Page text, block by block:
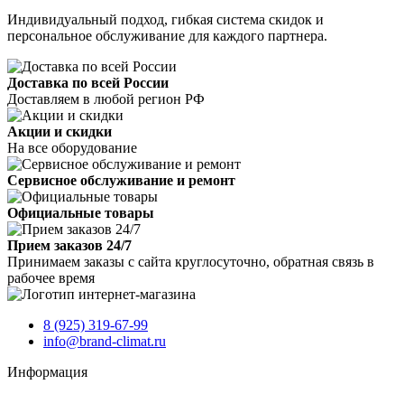
Индивидуальный подход, гибкая система скидок и
персональное обслуживание для каждого партнера.
Доставка по всей России
Доставляем в любой регион РФ
Акции и скидки
На все оборудование
Сервисное обслуживание и ремонт
Официальные товары
Прием заказов 24/7
Принимаем заказы с сайта круглосуточно, обратная связь в
рабочее время
8 (925) 319-67-99
info@brand-climat.ru
Информация